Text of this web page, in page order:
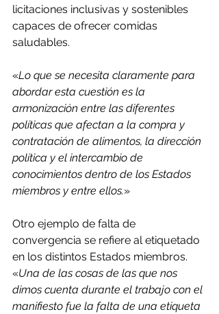
licitaciones inclusivas y sostenibles
capaces de ofrecer comidas
saludables.
«Lo que se necesita claramente para
abordar esta cuestión es la
armonización entre las diferentes
políticas que afectan a la compra y
contratación de alimentos, la dirección
política y el intercambio de
conocimientos dentro de los Estados
miembros y entre ellos.»
Otro ejemplo de falta de
convergencia se refiere al etiquetado
en los distintos Estados miembros.
«Una de las cosas de las que nos
dimos cuenta durante el trabajo con el
manifiesto fue la falta de una etiqueta